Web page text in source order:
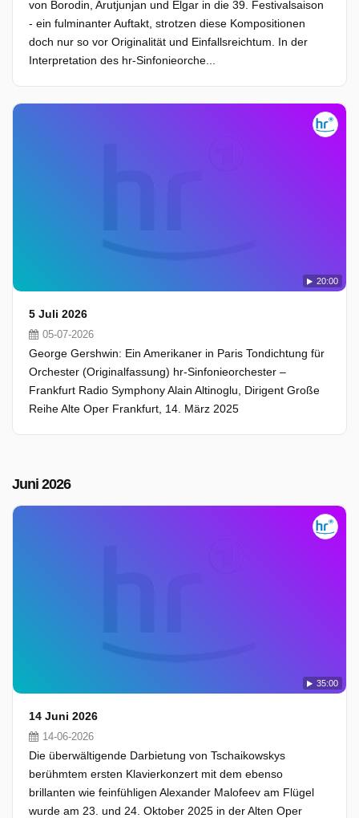
von Borodin, Arutjunjan und Elgar in die 39. Festivalsaison
- ein fulminanter Auftakt, strotzen diese Kompositionen
doch nur so vor Originalität und Einfallsreichtum. In der
Interpretation des hr-Sinfonieorche...
20:00
5 Juli 2026
05-07-2026
George Gershwin: Ein Amerikaner in Paris Tondichtung für
Orchester (Originalfassung) hr-Sinfonieorchester –
Frankfurt Radio Symphony Alain Altinoglu, Dirigent Große
Reihe Alte Oper Frankfurt, 14. März 2025
Juni 2026
35:00
14 Juni 2026
14-06-2026
Die überwältigende Darbietung von Tschaikowskys
berühmtem ersten Klavierkonzert mit dem ebenso
brillanten wie feinfühligen Alexander Malofeev am Flügel
wurde am 23. und 24. Oktober 2025 in der Alten Oper